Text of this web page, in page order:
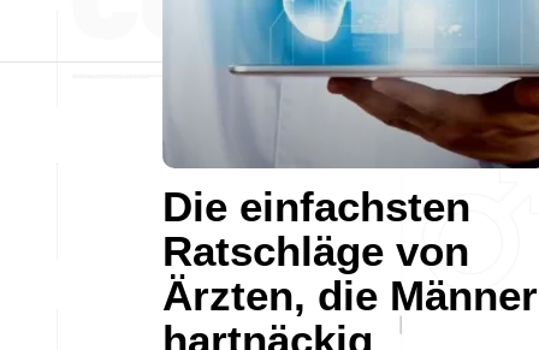
Die einfachsten
Ratschläge von
Ärzten, die Männer
hartnäckig